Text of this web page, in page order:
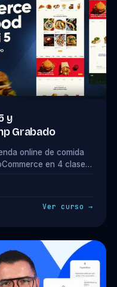
y
Grabado
online de comida
en 4 clases
Ver curso →